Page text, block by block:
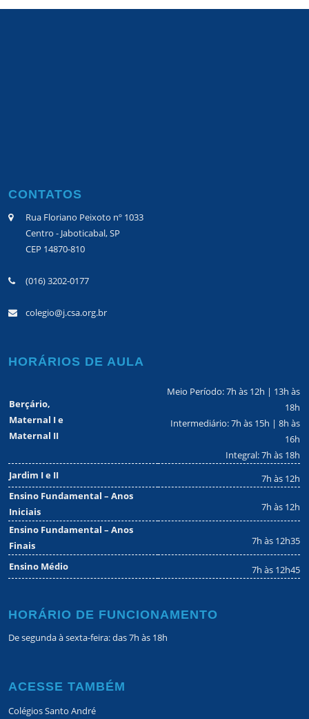
CONTATOS
Rua Floriano Peixoto nº 1033
Centro - Jaboticabal, SP
CEP 14870-810
(016) 3202-0177
colegio@j.csa.org.br
HORÁRIOS DE AULA
Berçário,
Maternal I e
Maternal II
Meio Período: 7h às 12h | 13h às
18h
Intermediário: 7h às 15h | 8h às
16h
Integral: 7h às 18h
Jardim I e II
7h às 12h
Ensino Fundamental – Anos
Iniciais
7h às 12h
Ensino Fundamental – Anos
Finais
7h às 12h35
Ensino Médio 7h às 12h45
HORÁRIO DE FUNCIONAMENTO
De segunda à sexta-feira: das 7h às 18h
ACESSE TAMBÉM
Colégios Santo André